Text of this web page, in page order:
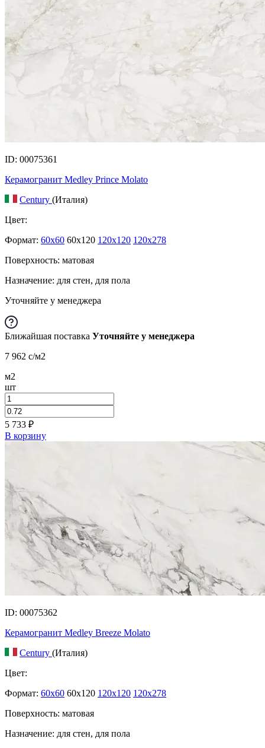
ID: 00075361
Керамогранит Medley Prince Molato
Century (Италия)
Цвет:
Формат: 60x60 60x120 120x120 120x278
Поверхность: матовая
Назначение: для стен, для пола
Уточняйте у менеджера
Ближайшая поставка Уточняйте у менеджера
7 962 c/м2
м2
шт
5 733 ₽
В корзину
ID: 00075362
Керамогранит Medley Breeze Molato
Century (Италия)
Цвет:
Формат: 60x60 60x120 120x120 120x278
Поверхность: матовая
Назначение: для стен, для пола